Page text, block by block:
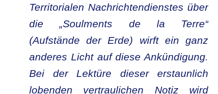
Territorialen Nachrichtendienstes über
die „Soulments de la Terre“
(Aufstände der Erde) wirft ein ganz
anderes Licht auf diese Ankündigung.
Bei der Lektüre dieser erstaunlich
lobenden vertraulichen Notiz wird